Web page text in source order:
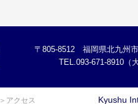
〒805-8512 福岡県北九州
TEL.093-671-8910（
＞アクセス Kyushu